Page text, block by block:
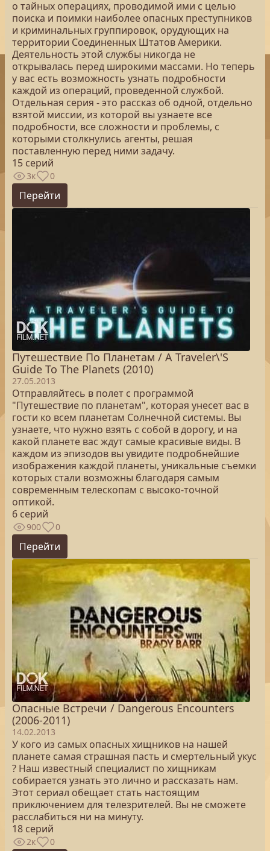
о тайных операциях, проводимой ими с целью
поиска и поимки наиболее опасных преступников
и криминальных группировок, орудующих на
территории Соединенных Штатов Америки.
Деятельность этой службы никогда не
открывалась перед широкими массами. Но теперь
у вас есть возможность узнать подробности
каждой из операций, проведенной службой.
Отдельная серия - это рассказ об одной, отдельно
взятой миссии, из которой вы узнаете все
подробности, все сложности и проблемы, с
которыми столкнулись агенты, решая
поставленную перед ними задачу.
15 серий
3к 0
Перейти
Путешествие По Планетам / A Traveler\'S
Guide To The Planets (2010)
27.05.2013
Отправляйтесь в полет с программой
"Путешествие по планетам", которая унесет вас в
гости ко всем планетам Солнечной системы. Вы
узнаете, что нужно взять с собой в дорогу, и на
какой планете вас ждут самые красивые виды. В
каждом из эпизодов вы увидите подробнейшие
изображения каждой планеты, уникальные съемки
которых стали возможны благодаря самым
современным телескопам с высоко-точной
оптикой.
6 серий
900 0
Перейти
Опасные Встречи / Dangerous Encounters
(2006-2011)
14.02.2013
У кого из самых опасных хищников на нашей
планете самая страшная пасть и смертельный укус
? Наш известный специалист по хищникам
собирается узнать это лично и рассказать нам.
Этот сериал обещает стать настоящим
приключением для телезрителей. Вы не сможете
расслабиться ни на минуту.
18 серий
2к 0